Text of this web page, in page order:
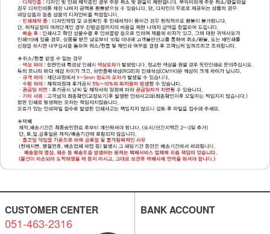
CUSTOMER CENTER
051-463-2316
BANK ACCOUNT